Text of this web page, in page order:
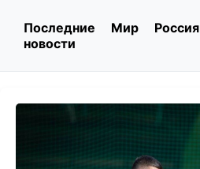
Последние
новости
Мир Россия